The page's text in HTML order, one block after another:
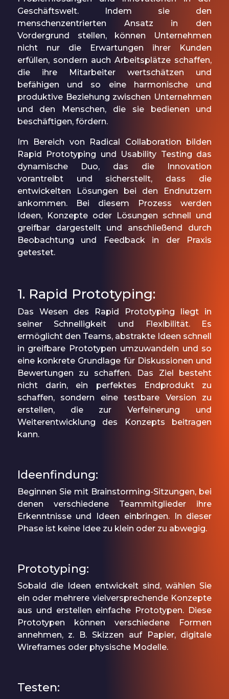
Geschäftswelt. Indem sie den
menschenzentrierten Ansatz in den
Vordergrund stellen, können Unternehmen
nicht nur die Erwartungen ihrer Kunden
erfüllen, sondern auch Arbeitsplätze schaffen,
die ihre Mitarbeiter wertschätzen und
befähigen und so eine harmonische und
produktive Beziehung zwischen Unternehmen
und den Menschen, die sie bedienen und
beschäftigen, fördern.
Im Bereich von Radical Collaboration bilden
Rapid Prototyping und Usability Testing das
dynamische Duo, das die Innovation
vorantreibt und sicherstellt, dass die
entwickelten Lösungen bei den Endnutzern
ankommen. Bei diesem Prozess werden
Ideen, Konzepte oder Lösungen schnell und
greifbar dargestellt und anschließend durch
Beobachtung und Feedback in der Praxis
getestet.
1. Rapid Prototyping:
Das Wesen des Rapid Prototyping liegt in
seiner Schnelligkeit und Flexibilität. Es
ermöglicht den Teams, abstrakte Ideen schnell
in greifbare Prototypen umzuwandeln und so
eine konkrete Grundlage für Diskussionen und
Bewertungen zu schaffen. Das Ziel besteht
nicht darin, ein perfektes Endprodukt zu
schaffen, sondern eine testbare Version zu
erstellen, die zur Verfeinerung und
Weiterentwicklung des Konzepts beitragen
kann.
Ideenfindung:
Beginnen Sie mit Brainstorming-Sitzungen, bei
denen verschiedene Teammitglieder ihre
Erkenntnisse und Ideen einbringen. In dieser
Phase ist keine Idee zu klein oder zu abwegig.
Prototyping:
Sobald die Ideen entwickelt sind, wählen Sie
ein oder mehrere vielversprechende Konzepte
aus und erstellen einfache Prototypen. Diese
Prototypen können verschiedene Formen
annehmen, z. B. Skizzen auf Papier, digitale
Wireframes oder physische Modelle.
Testen: